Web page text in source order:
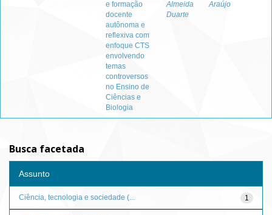
e formação
docente
autônoma e
reflexiva com
enfoque CTS
envolvendo
temas
controversos
no Ensino de
Ciências e
Biologia
Almeida
Duarte
Araújo
Busca facetada
Assunto
1
Ciência, tecnologia e sociedade (...